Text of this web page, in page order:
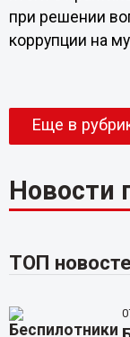
при решении
коррупции на
Еще в
Новости
ТОП